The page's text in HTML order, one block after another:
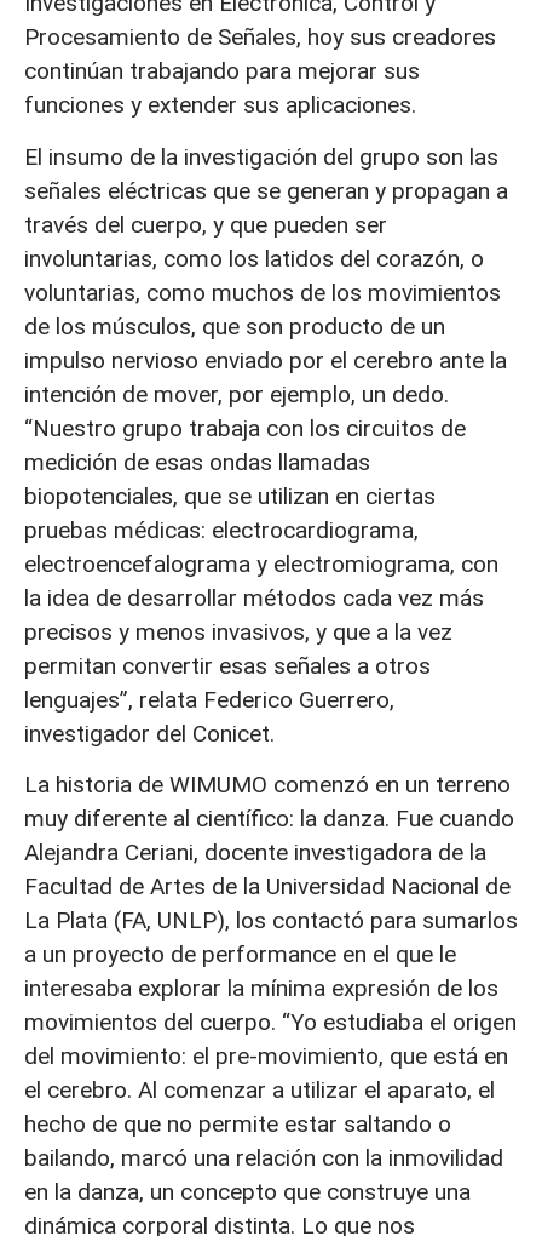
Procesamiento de Señales, hoy sus creadores
continúan trabajando para mejorar sus
funciones y extender sus aplicaciones.
El insumo de la investigación del grupo son las
señales eléctricas que se generan y propagan a
través del cuerpo, y que pueden ser
involuntarias, como los latidos del corazón, o
voluntarias, como muchos de los movimientos
de los músculos, que son producto de un
impulso nervioso enviado por el cerebro ante la
intención de mover, por ejemplo, un dedo.
“Nuestro grupo trabaja con los circuitos de
medición de esas ondas llamadas
biopotenciales, que se utilizan en ciertas
pruebas médicas: electrocardiograma,
electroencefalograma y electromiograma, con
la idea de desarrollar métodos cada vez más
precisos y menos invasivos, y que a la vez
permitan convertir esas señales a otros
lenguajes”, relata Federico Guerrero,
investigador del Conicet.
La historia de WIMUMO comenzó en un terreno
muy diferente al científico: la danza. Fue cuando
Alejandra Ceriani, docente investigadora de la
Facultad de Artes de la Universidad Nacional de
La Plata (FA, UNLP), los contactó para sumarlos
a un proyecto de performance en el que le
interesaba explorar la mínima expresión de los
movimientos del cuerpo. “Yo estudiaba el origen
del movimiento: el pre-movimiento, que está en
el cerebro. Al comenzar a utilizar el aparato, el
hecho de que no permite estar saltando o
bailando, marcó una relación con la inmovilidad
en la danza, un concepto que construye una
dinámica corporal distinta. Lo que nos